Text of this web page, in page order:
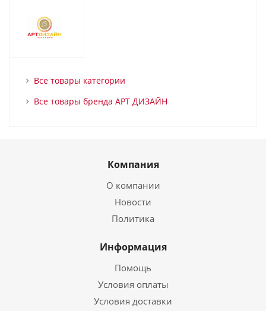
Все товары категории
Все товары бренда АРТ ДИЗАЙН
Компания
О компании
Новости
Политика
Информация
Помощь
Условия оплаты
Условия доставки